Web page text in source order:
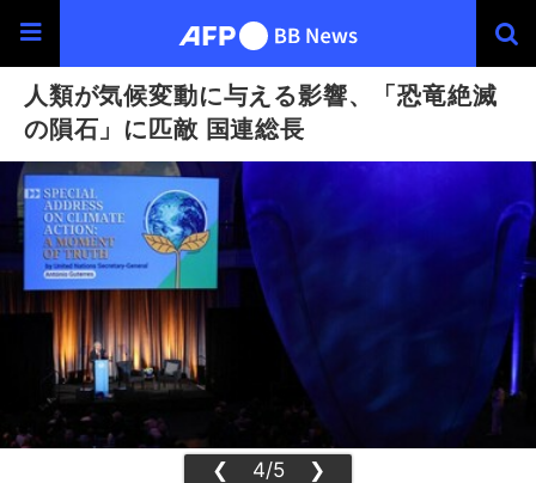
人類が気候変動に与える影響、「恐竜絶滅
の隕石」に匹敵 国連総長
❮ 4/5 ❯